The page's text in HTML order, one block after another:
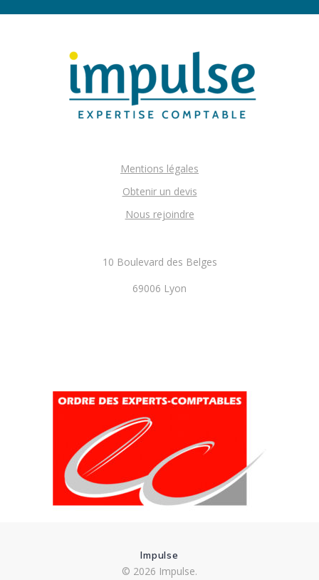
Mentions légales
Obtenir un devis
Nous rejoindre
10 Boulevard des Belges
69006 Lyon
Impulse
© 2026 Impulse.